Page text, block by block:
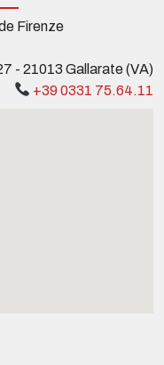
Firenze
- 21013 Gallarate (VA)
+39 0331 75.64.11